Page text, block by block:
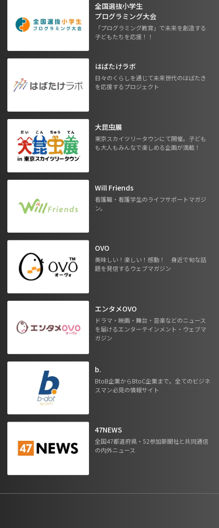
全国選抜小学生
プログラミング大会
「プログラミング教育」で未来を創造する
子どもたちを応援！！
はばたけラボ
日々のくらしを通じて未来世代のはばたき
を応援するプロジェクト
大昆虫展
東京スカイツリータウンにて開催。子ども
も大人もみんなで楽しめる企画が満載！
Will Friends
看護職・看護学生のライフサポートマガジ
ン。
OVO
美味しい！楽しい！感動！ 身近で旬な話
題を発信するウェブマガジン
エンタメOVO
ドラマ・映画・舞台・音楽などのニュース
を届けるエンターテインメント・ウェブマ
ガジン
b.
BtoB企業からBtoC企業まで。全てのビジネ
スマン必見の情報サイト
47NEWS
全国47都道府県・52参加新聞社と共同通信
の内外ニュース